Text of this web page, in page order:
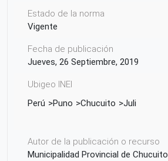
Estado de la norma
Vigente
Fecha de publicación
Jueves, 26 Septiembre, 2019
Ubigeo INEI
Perú
Puno Chucuito Juli
Autor de la publicación o recurso
Municipalidad Provincial de Chucuito